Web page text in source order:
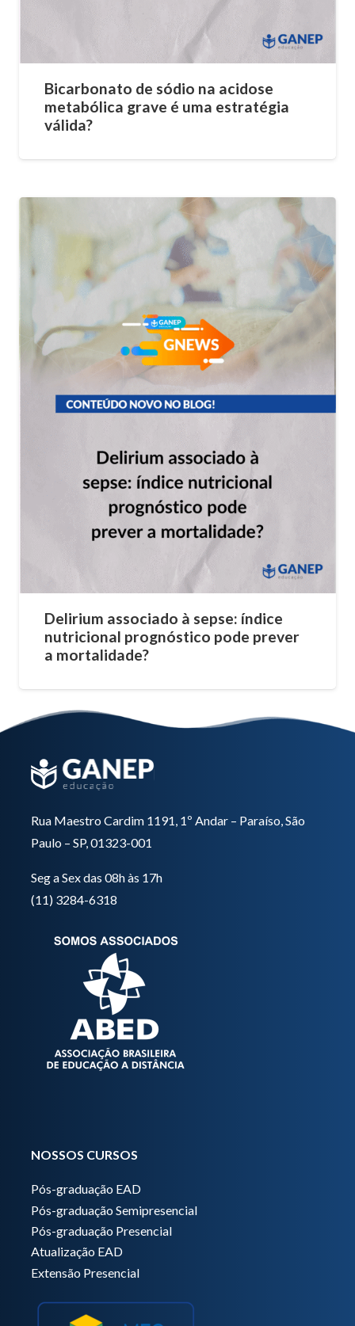
Bicarbonato de sódio na acidose
metabólica grave é uma estratégia
válida?
Delirium associado à sepse: índice
nutricional prognóstico pode prever
a mortalidade?
Rua Maestro Cardim 1191, 1º Andar – Paraíso, São
Paulo – SP, 01323-001
Seg a Sex das 08h às 17h
(11) 3284-6318
NOSSOS CURSOS
Pós-graduação EAD
Pós-graduação Semipresencial
Pós-graduação Presencial
Atualização EAD
Extensão Presencial